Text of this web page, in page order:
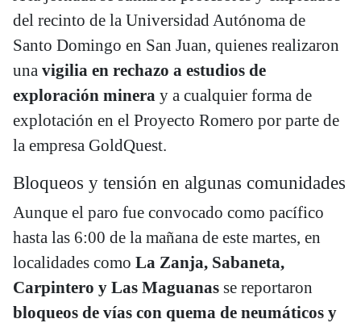
del recinto de la Universidad Autónoma de
Santo Domingo en San Juan, quienes realizaron
una vigilia en rechazo a estudios de
exploración minera y a cualquier forma de
explotación en el Proyecto Romero por parte de
la empresa GoldQuest.
Bloqueos y tensión en algunas comunidades
Aunque el paro fue convocado como pacífico
hasta las 6:00 de la mañana de este martes, en
localidades como La Zanja, Sabaneta,
Carpintero y Las Maguanas se reportaron
bloqueos de vías con quema de neumáticos y